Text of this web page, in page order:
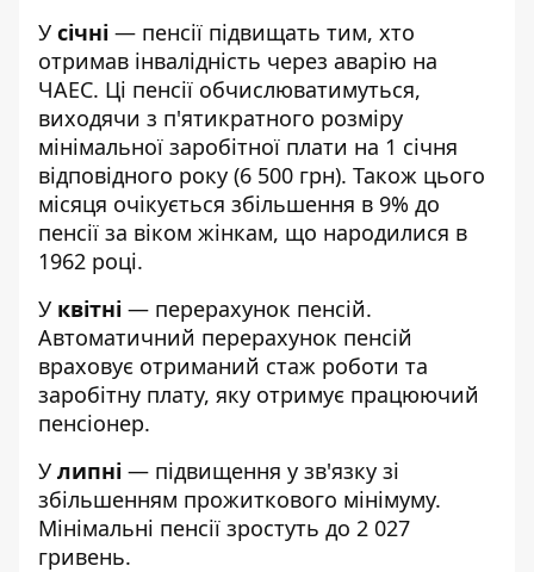
У січні — пенсії підвищать тим, хто
отримав інвалідність через аварію на
ЧАЕС. Ці пенсії обчислюватимуться,
виходячи з п'ятикратного розміру
мінімальної заробітної плати на 1 січня
відповідного року (6 500 грн). Також цього
місяця очікується збільшення в 9% до
пенсії за віком жінкам, що народилися в
1962 році.
У квітні — перерахунок пенсій.
Автоматичний перерахунок пенсій
враховує отриманий стаж роботи та
заробітну плату, яку отримує працюючий
пенсіонер.
У липні — підвищення у зв'язку зі
збільшенням прожиткового мінімуму.
Мінімальні пенсії зростуть до 2 027
гривень.